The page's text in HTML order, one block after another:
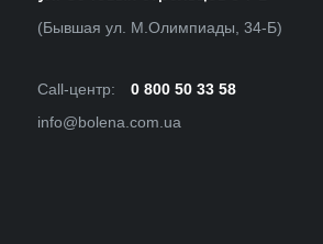
(Бывшая ул. М.Олимпиады, 34-Б)
Call-центр:
0 800 50 33 58
info@bolena.com.ua